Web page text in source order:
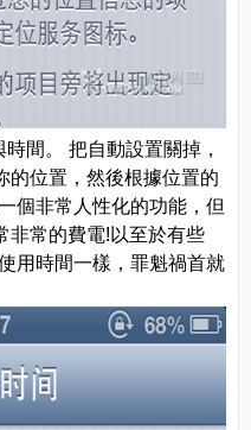
間。 把自動設置關掉，
的位置，然後根據位置的
個非常人性化的功能，但
非常的費電!以至於有些
用時間一樣，罪魁禍首就